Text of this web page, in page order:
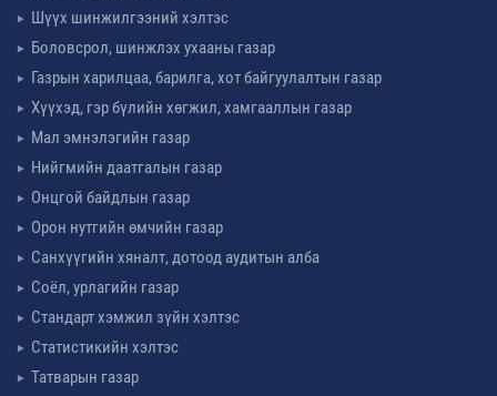
Шүүх шинжилгээний хэлтэс
Боловсрол, шинжлэх ухааны газар
Газрын харилцаа, барилга, хот байгуулалтын газар
Хүүхэд, гэр бүлийн хөгжил, хамгааллын газар
Мал эмнэлэгийн газар
Нийгмийн даатгалын газар
Онцгой байдлын газар
Орон нутгийн өмчийн газар
Санхүүгийн хяналт, дотоод аудитын алба
Соёл, урлагийн газар
Стандарт хэмжил зүйн хэлтэс
Статистикийн хэлтэс
Татварын газар